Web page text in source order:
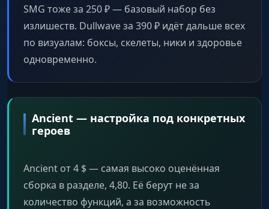
SMG тоже за 250 ₽ — базовый набор без
излишеств. Dullwave за 390 ₽ идёт дальше всех
по визуалам: боксы, скелеты, ники и здоровье
одновременно.
Ancient — настройка под конкретных
героев
Ancient от 4 $ — самая высоко оценённая
сборка в разделе, 4,80. Её берут не за
количество функций, а за возможность